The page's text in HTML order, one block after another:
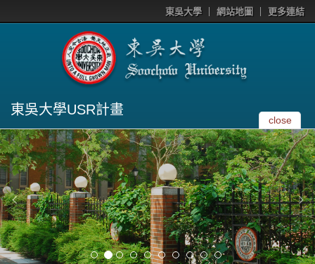
東吳大學 網站地圖 更多連結
東吳大學USR計畫
close